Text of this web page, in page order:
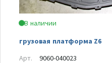
В наличии
грузовая платформа Z6
Арт.
9060-040023